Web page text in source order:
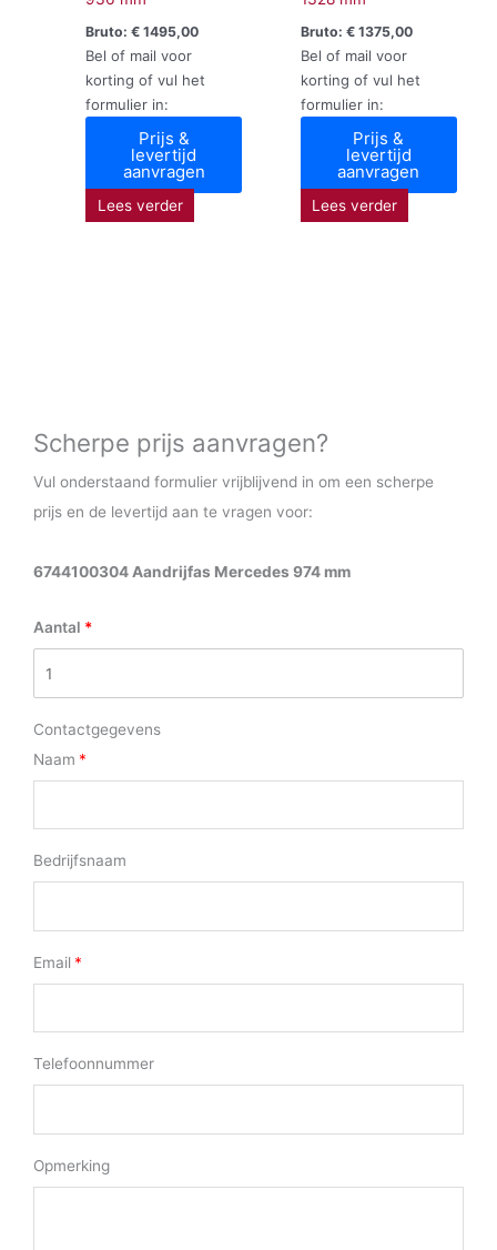
Bruto:€ 1495,00
Bel of mail voor
korting of vul het
formulier in:
Prijs &
levertijd
aanvragen
Lees verder
Bruto: €1375,00
Bel of mail voor
korting of vul het
formulier in:
Prijs &
levertijd
aanvragen
Lees verder
Scherpe prijs aanvragen?
Vul onderstaand formulier vrijblijvend in om een scherpe
prijs en de levertijd aan te vragen voor:
6744100304 Aandrijfas Mercedes 974 mm
Aantal
Contactgegevens
Naam
Bedrijfsnaam
Email
Telefoonnummer
Opmerking